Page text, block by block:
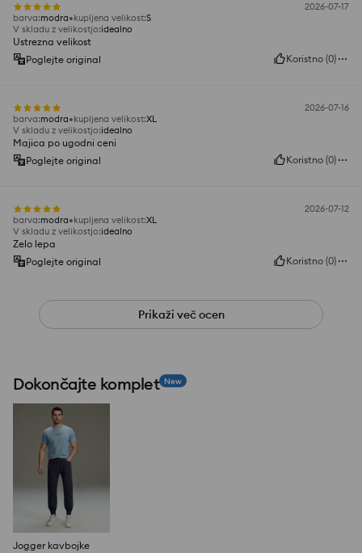
2026-07-17
barva:modra kupljena velikost:S
V skladu z velikostjo:idealno
Ustrezna velikost
Poglejte original
Koristno (0)
2026-07-16
barva:modra kupljena velikost:XL
V skladu z velikostjo:idealno
Majica po ugodni ceni
Poglejte original
Koristno (0)
2026-07-12
barva:modra kupljena velikost:XL
V skladu z velikostjo:idealno
Zelo lepa
Poglejte original
Koristno (0)
Prikaži več ocen
Dokončajte komplet New
Jogger kavbojke